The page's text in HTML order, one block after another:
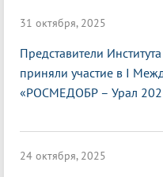
31 октября, 2025
Представители
приняли участие в I
«РОСМЕДОБР – Урал
24 октября, 2025